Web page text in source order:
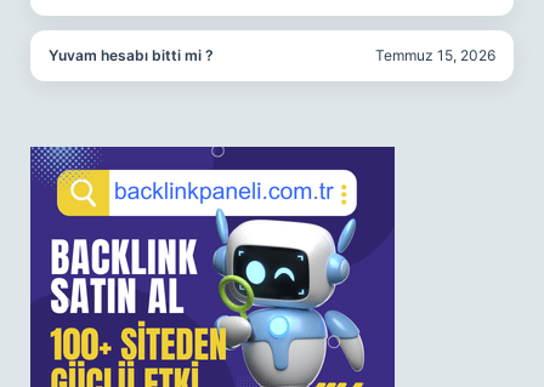
Yuvam hesabı bitti mi ? Temmuz 15, 2026